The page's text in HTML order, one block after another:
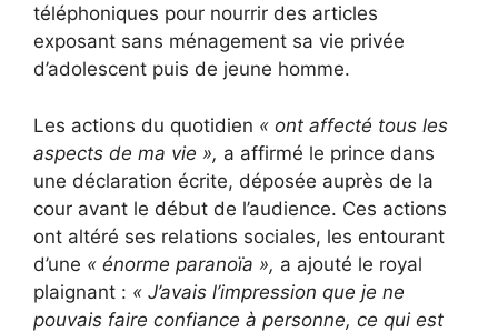
téléphoniques pour nourrir des articles
exposant sans ménagement sa vie privée
d’adolescent puis de jeune homme.
Les actions du quotidien « ont affecté tous les
aspects de ma vie », a affirmé le prince dans
une déclaration écrite, déposée auprès de la
cour avant le début de l’audience. Ces actions
ont altéré ses relations sociales, les entourant
d’une « énorme paranoïa », a ajouté le royal
plaignant : « J’avais l’impression que je ne
pouvais faire confiance à personne, ce qui est